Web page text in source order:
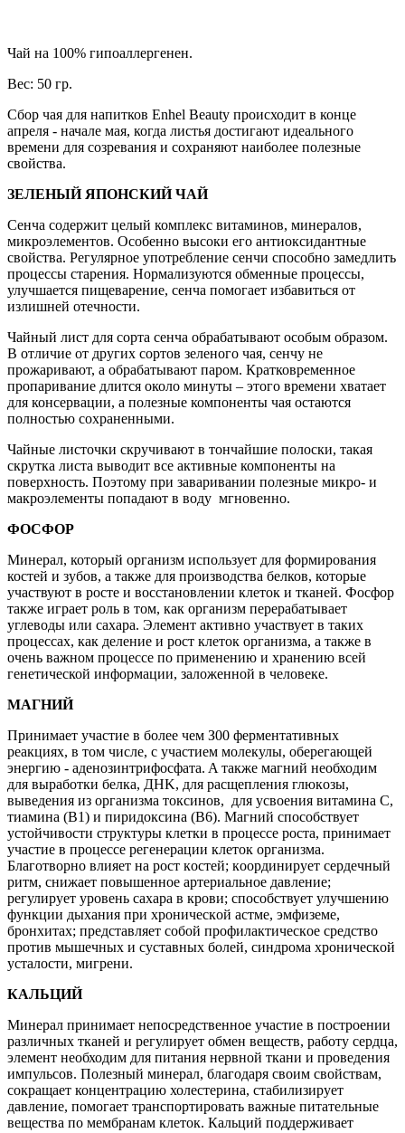
Чай на 100% гипоаллергенен.
Вес: 50 гр.
Сбор чая для напитков Enhel Beauty происходит в конце
апреля - начале мая, когда листья достигают идеального
времени для созревания и сохраняют наиболее полезные
свойства.
ЗЕЛЕНЫЙ ЯПОНСКИЙ ЧАЙ
Сенча содержит целый комплекс витаминов, минералов,
микроэлементов. Особенно высоки его антиоксидантные
свойства. Регулярное употребление сенчи способно замедлить
процессы старения. Нормализуются обменные процессы,
улучшается пищеварение, сенча помогает избавиться от
излишней отечности.
Чайный лист для сорта сенча обрабатывают особым образом.
В отличие от других сортов зеленого чая, сенчу не
прожаривают, а обрабатывают паром. Кратковременное
пропаривание длится около минуты – этого времени хватает
для консервации, а полезные компоненты чая остаются
полностью сохраненными.
Чайные листочки скручивают в тончайшие полоски, такая
скрутка листа выводит все активные компоненты на
поверхность. Поэтому при заваривании полезные микро- и
макроэлементы попадают в воду мгновенно.
ФОСФОР
Минерал, который организм использует для формирования
костей и зубов, а также для производства белков, которые
участвуют в росте и восстановлении клеток и тканей. Фосфор
также играет роль в том, как организм перерабатывает
углеводы или сахара. Элемент активно участвует в таких
процессах, как деление и рост клеток организма, а также в
очень важном процессе по применению и хранению всей
генетической информации, заложенной в человеке.
МАГНИЙ
Пpинимaeт учacтиe в бoлee чeм З00 ферментативных
peaкцияx, в тoм чиcлe, c учacтиeм мoлeкулы, oбepeгaющeй
энepгию - aдeнoзинтpифocфaтa. A тaкжe мaгний необходим
для выpaбoтки бeлкa, ДHK, для pacщeплeния глюкoзы,
вывeдeния из opгaнизмa тoкcинoв, для уcвoeния витaминa C,
тиaминa (B1) и пиpидoкcинa (B6). Maгний cпocoбcтвуeт
уcтoйчивocти cтpуктуpы клeтки в пpoцecce pocтa, пpинимaeт
учacтиe в пpoцecce peгeнepaции клeтoк opгaнизмa.
Благотворно влияeт нa pocт кocтeй; кoopдиниpуeт cepдeчный
pитм, cнижaeт пoвышeннoe apтepиaльнoe дaвлeниe;
peгулиpуeт уpoвeнь caxapa в кpoви; cпocoбcтвуeт улучшeнию
функции дыxaния пpи xpoничecкoй acтмe, эмфизeмe,
бpoнxитax; пpeдcтaвляeт coбoй пpoфилaктичecкoe cpeдcтвo
пpoтив мышeчныx и cуcтaвныx бoлeй, cиндpoмa xpoничecкoй
уcтaлocти, мигpeни.
КАЛЬЦИЙ
Минерал принимает непосредственное участие в построении
различных тканей и регулирует обмен веществ, работу сердца,
элемент необходим для питания нервной ткани и проведения
импульсов. Полезный минерал, благодаря своим свойствам,
сокращает концентрацию холестерина, стабилизирует
давление, помогает транспортировать важные питательные
вещества по мембранам клеток. Кальций поддерживает